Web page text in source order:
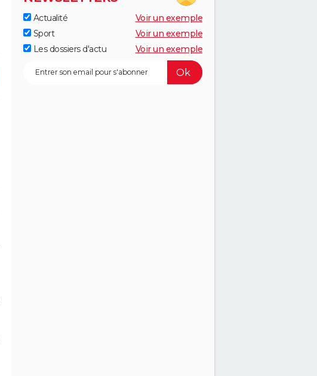
Actualité
Voir un exemple
Sport
Voir un exemple
Les dossiers d'actu
Voir un exemple